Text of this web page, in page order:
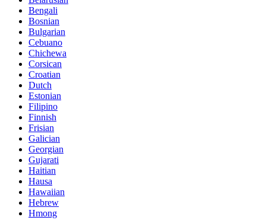
Bengali
Bosnian
Bulgarian
Cebuano
Chichewa
Corsican
Croatian
Dutch
Estonian
Filipino
Finnish
Frisian
Galician
Georgian
Gujarati
Haitian
Hausa
Hawaiian
Hebrew
Hmong